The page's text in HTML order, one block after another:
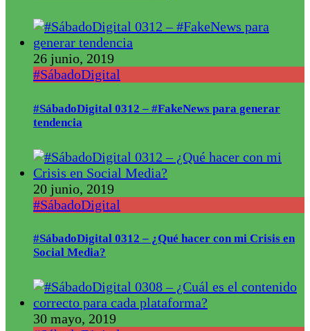
26 junio, 2019
#SábadoDigital
#SábadoDigital 0312 – #FakeNews para generar
tendencia
20 junio, 2019
#SábadoDigital
#SábadoDigital 0312 – ¿Qué hacer con mi Crisis en
Social Media?
30 mayo, 2019